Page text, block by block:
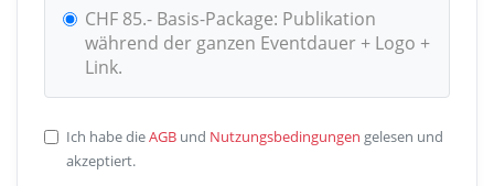
CHF 85.- Basis-Package: Publikation
während der ganzen Eventdauer + Logo +
Link.
Ich habe dieAGB und Nutzungsbedingungen gelesen und
akzeptiert.